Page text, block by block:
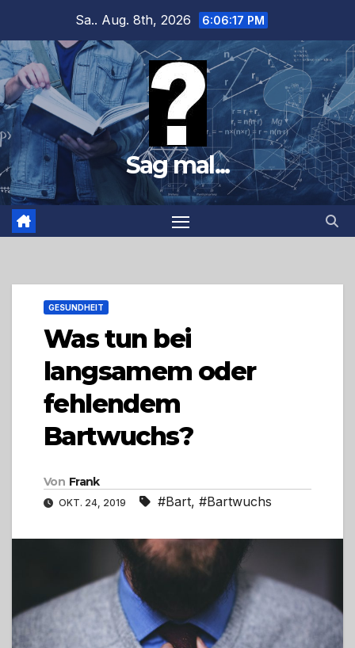
springen
Sa.. Aug. 8th, 2026 6:06:18 PM
Sag mal...
GESUNDHEIT
Was tun bei
langsamem oder
fehlendem
Bartwuchs?
Von Frank
OKT. 24, 2019 #Bart, #Bartwuchs